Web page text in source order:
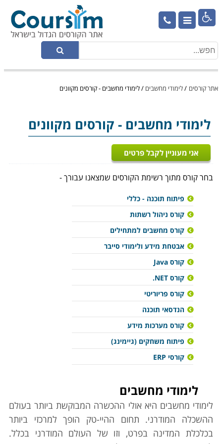

אתר קורסים /לימודי מחשבים /לימודי מחשבים - קורסים מקוונים
לימודי מחשבים - קורסים מקוונים
אני מעוניין לקבל פרטים
בחר קורס מתוך רשימת הקורסים שמצאנו עבורך -
פיתוח תוכנה - כללי
קורס ניהול רשתות
קורס מחשבים למתחילים
אבטחת מידע ולימודי סייבר
קורס Java
קורס NET.
קורס פריוריטי
הנדסאי תוכנה
קורס מערכות מידע
פיתוח משחקים (גיימינג)
קורסי ERP
לימודי מחשבים
לימודי מחשבים היא אולי ההכשרה המבוקשת ביותר בעולם
ההשכלה המודרני. תחום ההיי-טק הופך למרכזי ביותר
בכלכלת המדינה בפרט, וזו של העולם המודרני בכלל.